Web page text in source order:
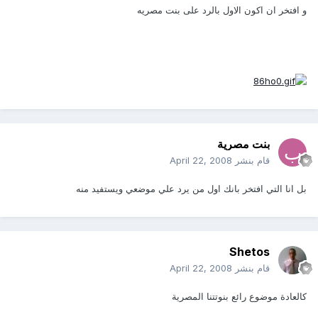
و افتخر ان اكون الاول بالرد على بنت مصريه
بنت مصرية
قام بنشر April 22, 2008
بل انا التي افتخر بانك اول من يرد علي موضعي ويستفيد منه
Shetos
قام بنشر April 22, 2008
كالعادة موضوع رائع بنوتتنا المصرية